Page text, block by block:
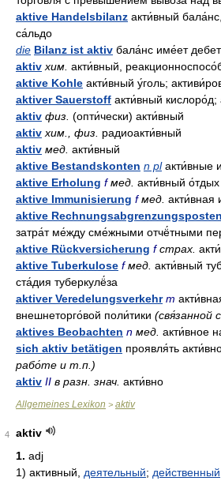
aktive Handelsbilanz акти́вный
са́льдо
die Bilanz ist aktiv бала́нс име́ет
aktiv хим. акти́вный,
aktive Kohle акти́вный у́голь;
aktiver Sauerstoff акти́вный
aktiv физ. (опти́чески) акти́вный
aktiv хим., физ.
радиоакти́вный
aktiv мед. акти́вный
aktive Bestandskonten n plакти́вные
aktive Erholung f мед. акти́вный о́тдых
aktive Immunisierung f мед. акти́вная
aktive Rechnungsabgrenzungsposten
затра́т ме́жду сме́жными отчё́тными
aktive Rückversicherung f страх.
aktive Tuberkulose f мед. акти́вный
ста́дия туберкулё́за
aktiver Veredelungsverkehr m
внешнеторго́вой поли́тики (свя́занной
aktives Beobachten n мед. акти́вное
sich aktiv betätigen проявля́ть
рабо́те и т.п.)
aktiv II в разн. знач. акти́вно
Allgemeines Lexikon > aktiv
4
aktiv
1. adj
1) активный, деятельный; действенный